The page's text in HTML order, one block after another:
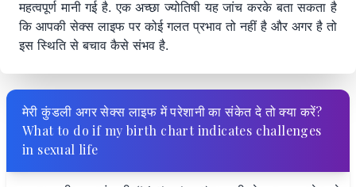
महत्वपूर्ण मानी गई है. एक अच्छा ज्योतिषी यह जांच करके बता सकता है
कि आपकी सेक्स लाइफ पर कोई गलत प्रभाव तो नहीं है और अगर है तो
इस स्थिति से बचाव कैसे संभव है.
मेरी कुंडली अगर सेक्स लाइफ में परेशानी का संकेत दे तो क्या करें?
What to do if my birth chart indicates challenges
in sexual life